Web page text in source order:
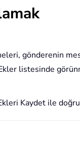
gönderenin
listesinde
Kaydet ile